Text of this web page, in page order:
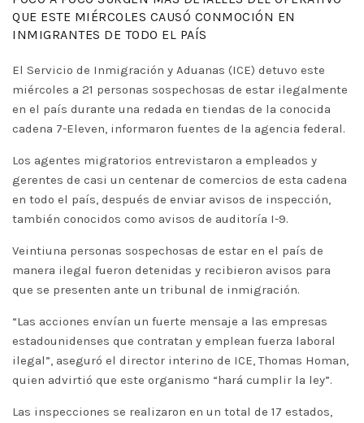
QUE ESTE MIÉRCOLES CAUSÓ CONMOCIÓN EN
INMIGRANTES DE TODO EL PAÍS
El Servicio de Inmigración y Aduanas (ICE) detuvo este
miércoles a 21 personas sospechosas de estar ilegalmente
en el país durante una redada en tiendas de la conocida
cadena 7-Eleven, informaron fuentes de la agencia federal.
Los agentes migratorios entrevistaron a empleados y
gerentes de casi un centenar de comercios de esta cadena
en todo el país, después de enviar avisos de inspección,
también conocidos como avisos de auditoría I-9.
Veintiuna personas sospechosas de estar en el país de
manera ilegal fueron detenidas y recibieron avisos para
que se presenten ante un tribunal de inmigración.
“Las acciones envían un fuerte mensaje a las empresas
estadounidenses que contratan y emplean fuerza laboral
ilegal”, aseguró el director interino de ICE, Thomas Homan,
quien advirtió que este organismo “hará cumplir la ley”.
Las inspecciones se realizaron en un total de 17 estados,